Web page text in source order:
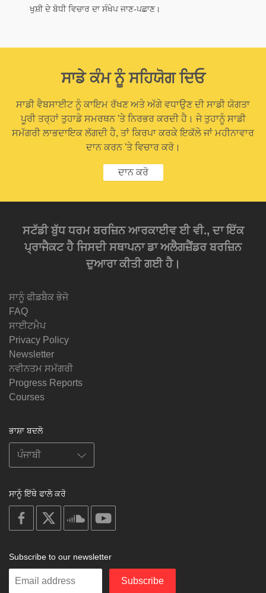
ਖੁਸ਼ੀ ਦੇ ਬੋਧੀ ਵਿਚਾਰ ਦਾ ਸੰਖੇਪ ਜਾਣ-ਪਛਾਣ।
ਸਾਡੇ ਕੰਮ ਨੂੰ ਸਹਿਯੋਗ ਦਿਓ
ਸਾਡੀ ਵੈਬਸਾਈਟ ਨੂੰ ਕਾਇਮ ਰੱਖਣ ਅਤੇ ਅੱਗੇ ਵਧਾਉਣ ਦੀ ਸਾਡੀ ਯੋਗਤਾ
ਪੂਰੀ ਤਰ੍ਹਾਂ ਤੁਹਾਡੇ ਸਮਰਥਨ 'ਤੇ ਨਿਰਭਰ ਕਰਦੀ ਹੈ। ਜੇ ਤੁਹਾਨੂੰ ਸਾਡੀ
ਸਮੱਗਰੀ ਲਾਭਦਾਇਕ ਲੱਗਦੀ ਹੈ, ਤਾਂ ਕਿਰਪਾ ਕਰਕੇ ਇਕੱਲੇ ਜਾਂ ਮਹੀਨਾਵਾਰ
ਦਾਨ ਕਰਨ 'ਤੇ ਵਿਚਾਰ ਕਰੋ।
ਦਾਨ ਕਰੋ
ਸਟੱਡੀ ਬੁੱਧ ਧਰਮ ਬਰਜ਼ਿਨ ਆਰਕਾਈਵ ਈ ਵੀ., ਦਾ ਇੱਕ
ਪ੍ਰਾਜੈਕਟ ਹੈ ਜਿਸਦੀ ਸਥਾਪਨਾ ਡਾ ਅਲੈਗਜ਼ੈਂਡਰ ਬਰਜ਼ਿਨ
ਦੁਆਰਾ ਕੀਤੀ ਗਈ ਹੈ।
ਸਾਨੂੰ ਫੀਡਬੈਕ ਭੇਜੋ
FAQ
ਸਾਈਟਮੈਪ
Privacy Policy
Newsletter
ਨਵੀਨਤਮ ਸਮੱਗਰੀ
Progress Reports
Courses
ਭਾਸ਼ਾ ਬਦਲੋ
ਸਾਨੂੰ ਇੱਥੇ ਫਾਲੋ ਕਰੋ
on
facebook
soundcloud
Subscribe to our newsletter
Enter
Subscribe